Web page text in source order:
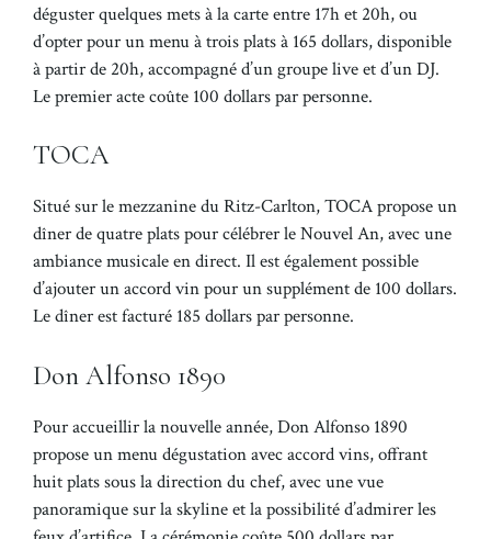
déguster quelques mets à la carte entre 17h et 20h, ou
d’opter pour un menu à trois plats à 165 dollars, disponible
à partir de 20h, accompagné d’un groupe live et d’un DJ.
Le premier acte coûte 100 dollars par personne.
TOCA
Situé sur le mezzanine du Ritz-Carlton, TOCA propose un
dîner de quatre plats pour célébrer le Nouvel An, avec une
ambiance musicale en direct. Il est également possible
d’ajouter un accord vin pour un supplément de 100 dollars.
Le dîner est facturé 185 dollars par personne.
Don Alfonso 1890
Pour accueillir la nouvelle année, Don Alfonso 1890
propose un menu dégustation avec accord vins, offrant
huit plats sous la direction du chef, avec une vue
panoramique sur la skyline et la possibilité d’admirer les